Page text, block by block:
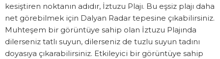
kesiştiren noktanın adıdır, İztuzu Plajı. Bu eşsiz plajı daha
net görebilmek için Dalyan Radar tepesine çıkabilirsiniz.
Muhteşem bir görüntüye sahip olan İztuzu Plajında
dilerseniz tatlı suyun, dilerseniz de tuzlu suyun tadını
doyasıya çıkarabilirsiniz. Etkileyici bir görüntüye sahip